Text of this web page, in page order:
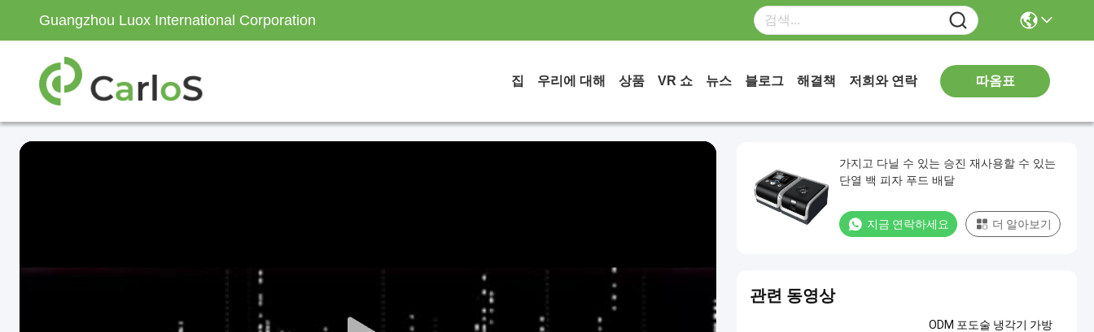
Guangzhou Luox International Corporation
집 우리에 대해 상품 VR 쇼 뉴스 블로그 해결책 저희와 연락 따옴표
가지고 다닐 수 있는 승진 재사용할 수 있는
단열 백 피자 푸드 배달
지금 연락하세요 더 알아보기
관련 동영상
ODM 포도술 냉각기 가방